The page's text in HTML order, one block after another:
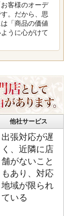
客様のオーデ
。だから、思
「商品の価値
うに心がけて
他社サービス
出張対応が遅
く、近隣に店
舗がないこと
もあり、対応
地域が限られ
ている